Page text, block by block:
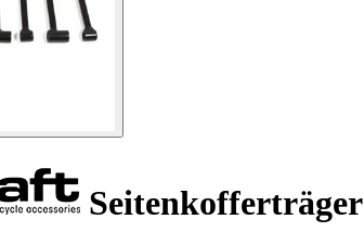
Seitenkofferträger